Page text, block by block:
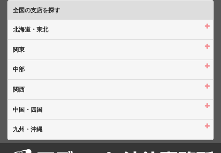
全国の支店を探す
北海道・東北
関東
中部
関西
中国・四国
九州・沖縄